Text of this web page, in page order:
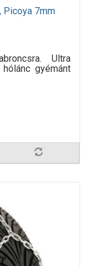
Picoya 7mm
Ultra
gyémánt